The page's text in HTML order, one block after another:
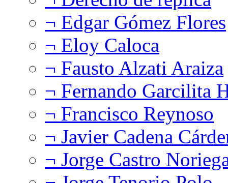
¬ Edgar Gómez Flores
¬ Eloy Caloca
¬ Fausto Alzati Araiza
¬ Fernando Garcilita
¬ Francisco Reynoso
¬ Javier Cadena
¬ Jorge Castro